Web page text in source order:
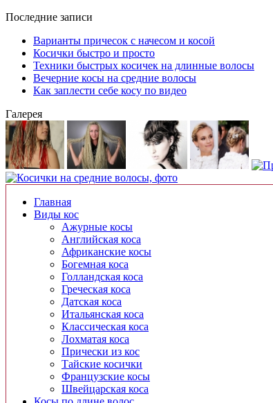
Последние записи
Варианты причесок с начесом и косой
Косички быстро и просто
Техники быстрых косичек на длинные волосы
Вечерние косы на средние волосы
Как заплести себе косу по видео
Галерея
Главная
Виды кос
Ажурные косы
Английская коса
Африканские косы
Богемная коса
Голландская коса
Греческая коса
Датская коса
Итальянская коса
Классическая коса
Лохматая коса
Прически из кос
Тайские косички
Французские косы
Швейцарская коса